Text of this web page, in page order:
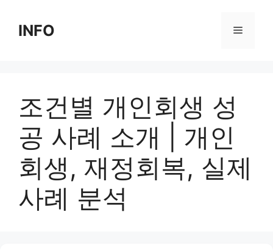
contentINFO Menu
조건별 개인회생 성
공 사례 소개 | 개인
회생, 재정회복, 실제
사례 분석